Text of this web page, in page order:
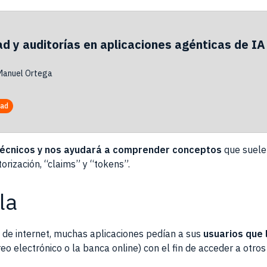
y auditorías en aplicaciones agénticas de IA
Ortega
y nos ayudará a comprender conceptos que
“claims” y “tokens”.
internet, muchas aplicaciones pedían a sus usuarios
electrónico o la banca online) con el fin de acceder a